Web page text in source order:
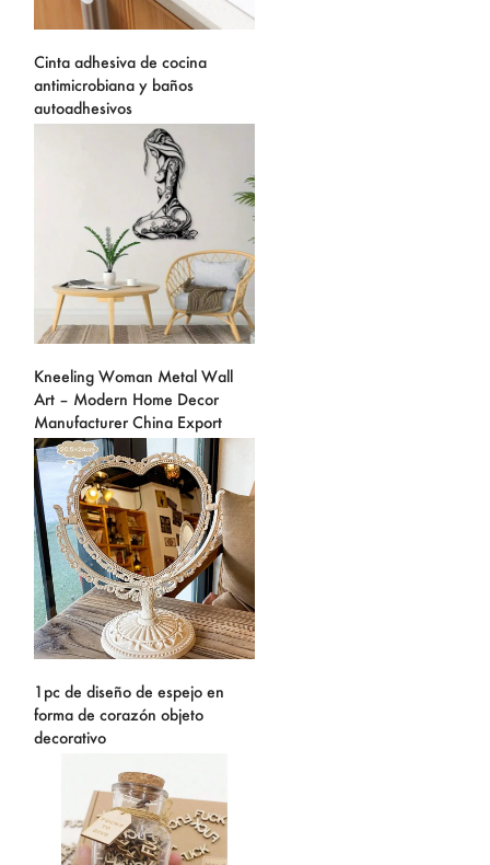
Cinta adhesiva de cocina
antimicrobiana y baños
autoadhesivos
Kneeling Woman Metal Wall
Art – Modern Home Decor
Manufacturer China Export
1pc de diseño de espejo en
forma de corazón objeto
decorativo